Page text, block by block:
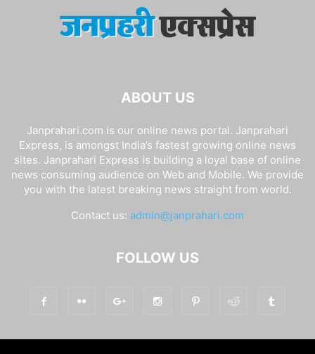
ABOUT US
Janprahari.com is our online news portal. Janprahari
Express, is amongst India’s fastest growing online news
sites. Janprahari Express is building a loyal base of online
news consuming audience on Web and Mobile. We provide
you with the latest breaking news straight from world.
Contact us: admin@janprahari.com
FOLLOW US